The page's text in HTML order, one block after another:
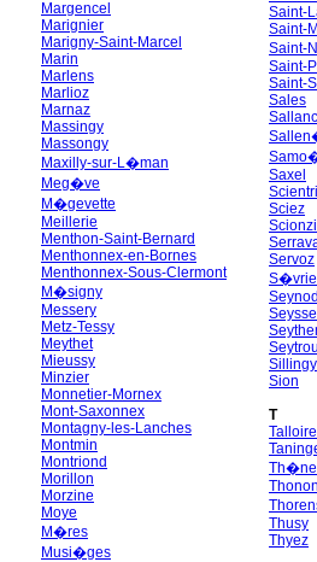
Margencel
Marignier
Marigny-Saint-Marcel
Marin
Marlens
Marlioz
Marnaz
Massingy
Massongy
Maxilly-sur-L�man
Meg�ve
M�gevette
Meillerie
Menthon-Saint-Bernard
Menthonnex-en-Bornes
Menthonnex-Sous-Clermont
M�signy
Messery
Metz-Tessy
Meythet
Mieussy
Minzier
Monnetier-Mornex
Mont-Saxonnex
Montagny-les-Lanches
Montmin
Montriond
Morillon
Morzine
Moye
M�res
Musi�ges
Saint-
Saint-
Saint-
Saint-
Saint-
Sales
Saxel
Sciez
Servoz
Seynod
Seyssel
Sillingy
Sion
T
Thusy
Thyez